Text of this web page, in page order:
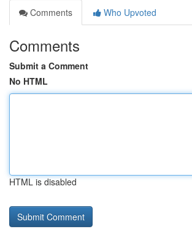
Comments
Who Upvoted
Comments
Submit a Comment
No HTML
HTML is disabled